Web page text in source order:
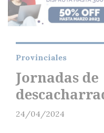
Jornadas de
Provinciales
24/04/2024